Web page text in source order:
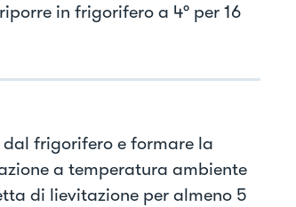
in frigorifero a 4° per 16
frigorifero e formare la
a temperatura ambiente
di lievitazione per almeno 5